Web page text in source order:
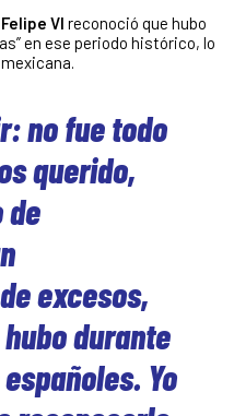
Felipe VI reconoció que hubo
en ese periodo histórico, lo
no fue todo
querido,
de
excesos,
durante
Yo